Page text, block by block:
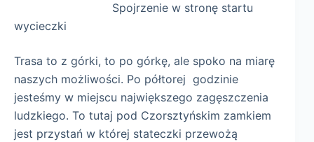
Spojrzenie w stronę startu
wycieczki
Trasa to z górki, to po górkę, ale spoko na miarę
naszych możliwości. Po półtorej godzinie
jesteśmy w miejscu największego zagęszczenia
ludzkiego. To tutaj pod Czorsztyńskim zamkiem
jest przystań w której stateczki przewożą